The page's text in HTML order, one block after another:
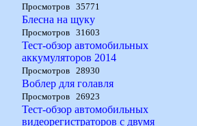
Просмотров 35771
Блесна на щуку
Просмотров 31603
Тест-обзор автомобильных
аккумуляторов 2014
Просмотров 28930
Воблер для голавля
Просмотров 26923
Тест-обзор автомобильных
видеорегистраторов с двумя